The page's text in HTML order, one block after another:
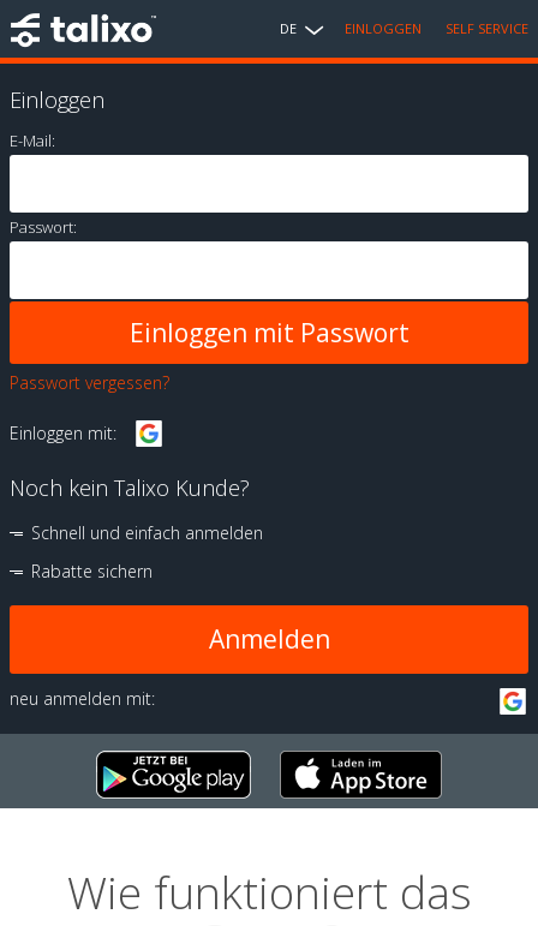
DE EINLOGGEN SELF SERVICE
Einloggen
E-Mail:
Passwort:
Passwort vergessen?
Einloggen mit:
Noch kein Talixo Kunde?
Schnell und einfach anmelden
Rabatte sichern
Anmelden
neu anmelden mit:
Wie funktioniert das